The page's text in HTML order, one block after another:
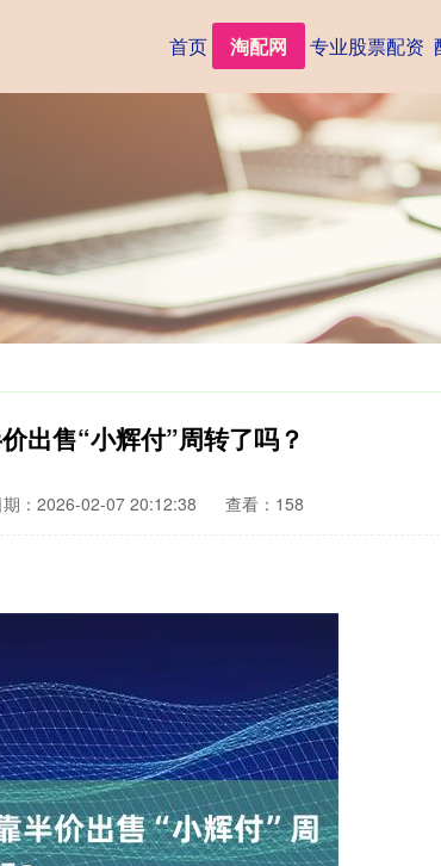
首页 淘配网 专业股票配资
出售“小辉付”周转了吗？
期：2026-02-07 20:12:38 查看：158